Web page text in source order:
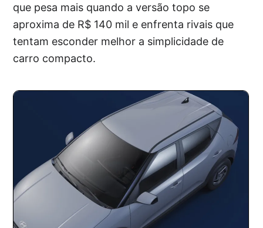
que pesa mais quando a versão topo se
aproxima de R$ 140 mil e enfrenta rivais que
tentam esconder melhor a simplicidade de
carro compacto.